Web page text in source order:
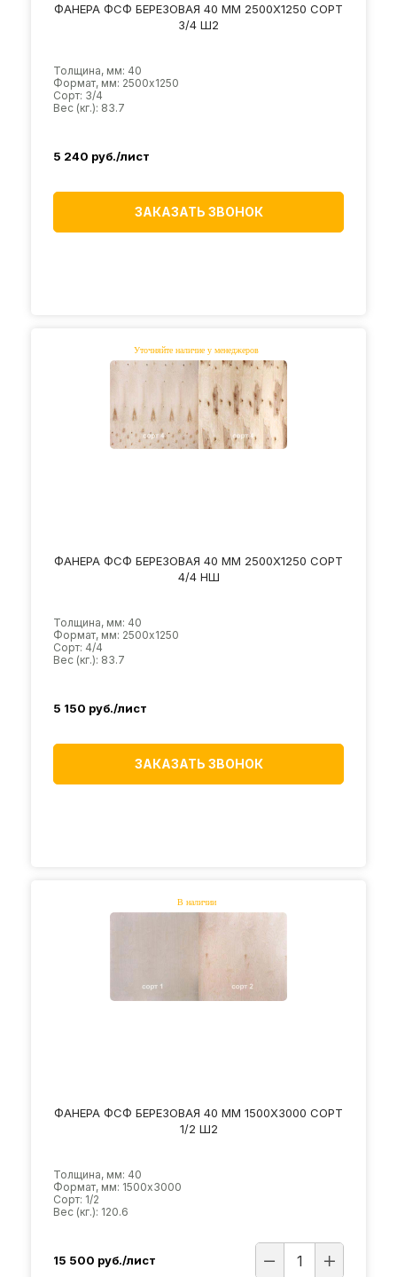
ФАНЕРА ФСФ БЕРЕЗОВАЯ 40 ММ 2500Х1250 СОРТ
3/4 Ш2
Толщина, мм: 40
Формат, мм: 2500х1250
Сорт: 3/4
Вес (кг.): 83.7
5 240 руб./лист
ЗАКАЗАТЬ ЗВОНОК
ФАНЕРА ФСФ БЕРЕЗОВАЯ 40 ММ 2500Х1250 СОРТ
4/4 НШ
Толщина, мм: 40
Формат, мм: 2500х1250
Сорт: 4/4
Вес (кг.): 83.7
5 150 руб./лист
ЗАКАЗАТЬ ЗВОНОК
ФАНЕРА ФСФ БЕРЕЗОВАЯ 40 ММ 1500Х3000 СОРТ
1/2 Ш2
Толщина, мм: 40
Формат, мм: 1500х3000
Сорт: 1/2
Вес (кг.): 120.6
15 500 руб./лист